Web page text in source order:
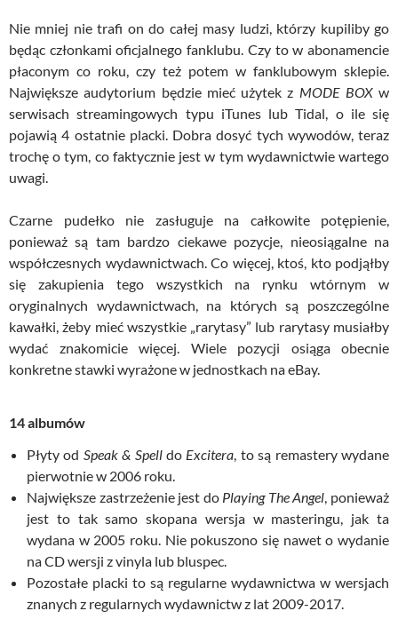
Nie mniej nie trafi on do całej masy ludzi, którzy kupiliby go
będąc członkami oficjalnego fanklubu. Czy to w abonamencie
płaconym co roku, czy też potem w fanklubowym sklepie.
Największe audytorium będzie mieć użytek z MODE BOXw
serwisach streamingowych typu iTunes lubTidal, o ile się
pojawią 4 ostatnie placki. Dobra dosyć tych wywodów, teraz
trochę o tym, co faktycznie jest w tym wydawnictwie wartego
uwagi.
Czarne pudełko nie zasługuje na całkowite potępienie,
ponieważ są tam bardzo ciekawe pozycje, nieosiągalne na
współczesnych wydawnictwach. Co więcej, ktoś, kto podjąłby
się zakupienia tego wszystkich na rynku wtórnym w
oryginalnych wydawnictwach, na których są poszczególne
kawałki, żeby mieć wszystkie „rarytasy” lub rarytasy musiałby
wydać znakomicie więcej. Wiele pozycji osiąga obecnie
konkretne stawki wyrażone w jednostkach na eBay.
14 albumów
Płyty od Speak & Spelldo Excitera, to są remastery wydane
pierwotnie w 2006 roku.
Największe zastrzeżenie jest do Playing The Angel, ponieważ
jest to tak samo skopana wersja w masteringu, jak ta
wydana w 2005 roku. Nie pokuszono się nawet o wydanie
na CD wersji z vinyla lub bluspec.
Pozostałe placki to są regularne wydawnictwa w wersjach
znanych z regularnych wydawnictw z lat 2009-2017.